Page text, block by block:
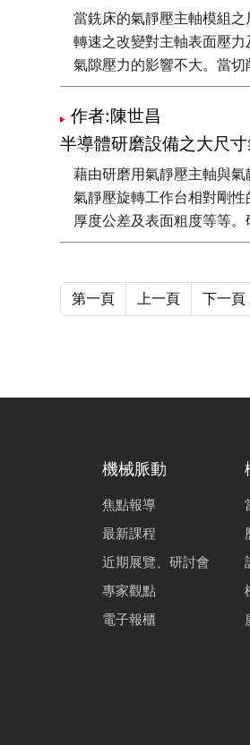
當銑床的氣靜壓主軸模組
轉速之改變對主軸表面壓
氣隙壓力的影響不大。當
作者:陳世昌
半導體研磨設備之大尺
藉由研磨用氣靜壓主軸與
氣靜壓旋轉工作台相對剛
厚度公差及表面粗度等等
第一頁 上一頁 下一頁
機械脈動
焦點報導
最新課程
近期展覽、研討會
專家觀點
電子報櫃